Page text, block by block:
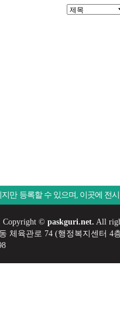
만 등록할 수 있으며, 이곳에 전
Copyright © paskguri.net. All
체육관로 74 (행정복지센터